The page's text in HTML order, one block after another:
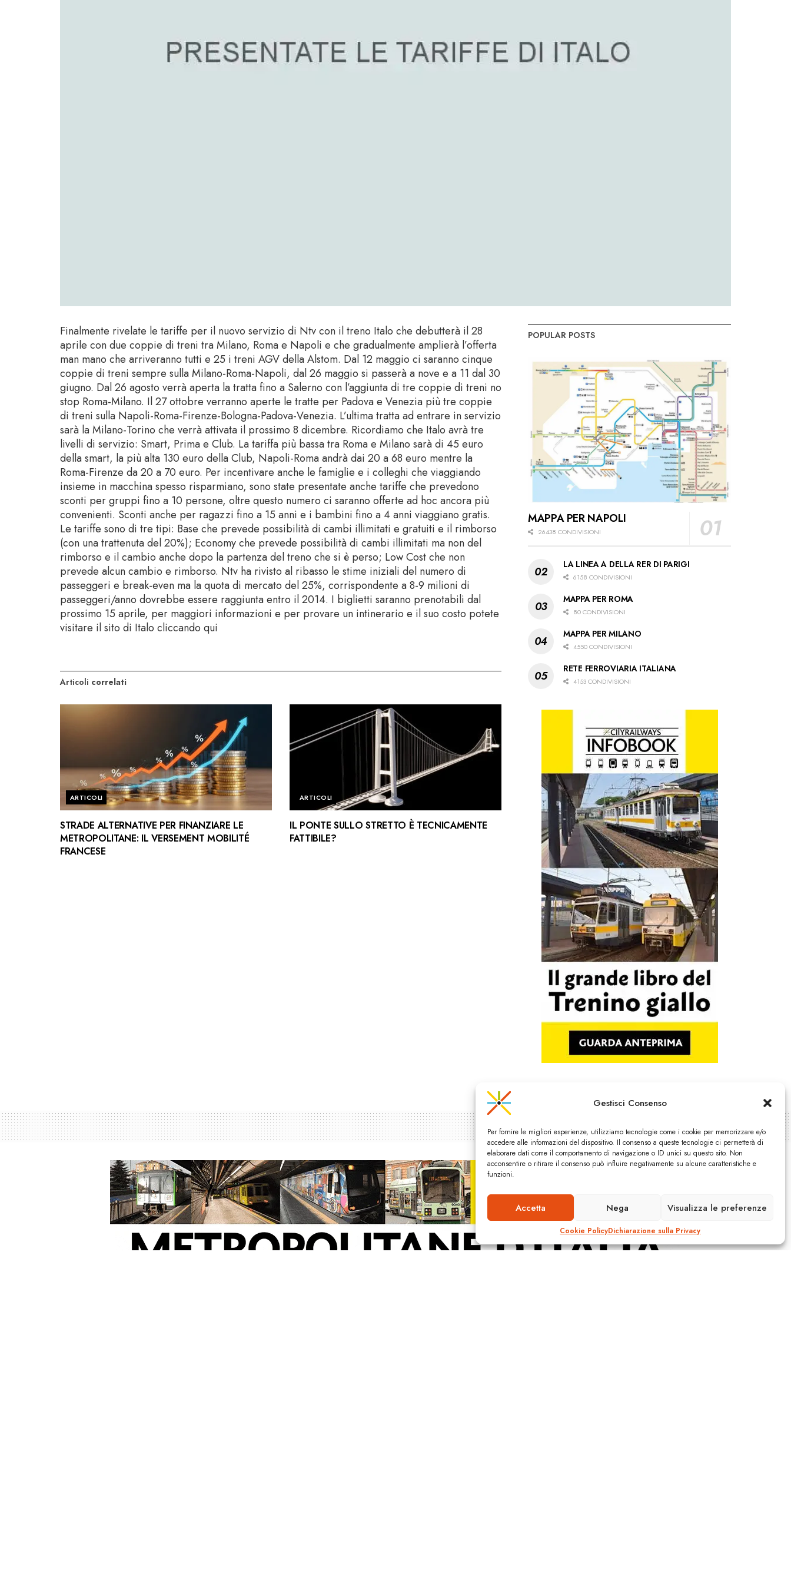
Gestisci Consenso
Per fornire le migliori esperienze, utilizziamo tecnologie come i cookie per memorizzare e/o
accedere alle informazioni del dispositivo. Il consenso a queste tecnologie ci permetterà di
elaborare dati come il comportamento di navigazione o ID unici su questo sito. Non
acconsentire o ritirare il consenso può influire negativamente su alcune caratteristiche e
funzioni.
Accetta Nega Visualizza le preferenze
Cookie PolicyDichiarazione sulla Privacy
Finalmente rivelate le tariffe per il nuovo servizio di Ntv con il treno Italo che debutterà il 28
aprile con due coppie di treni tra Milano, Roma e Napoli e che gradualmente amplierà l’offerta
man mano che arriveranno tutti e 25 i treni AGV della Alstom. Dal 12 maggio ci saranno cinque
coppie di treni sempre sulla Milano-Roma-Napoli, dal 26 maggio si passerà a nove e a 11 dal 30
giugno. Dal 26 agosto verrà aperta la tratta fino a Salerno con l’aggiunta di tre coppie di treni no
stop Roma-Milano. Il 27 ottobre verranno aperte le tratte per Padova e Venezia più tre coppie
di treni sulla Napoli-Roma-Firenze-Bologna-Padova-Venezia. L’ultima tratta ad entrare in servizio
sarà la Milano-Torino che verrà attivata il prossimo 8 dicembre. Ricordiamo che Italo avrà tre
livelli di servizio: Smart, Prima e Club. La tariffa più bassa tra Roma e Milano sarà di 45 euro
della smart, la più alta 130 euro della Club, Napoli-Roma andrà dai 20 a 68 euro mentre la
Roma-Firenze da 20 a 70 euro. Per incentivare anche le famiglie e i colleghi che viaggiando
insieme in macchina spesso risparmiano, sono state presentate anche tariffe che prevedono
sconti per gruppi fino a 10 persone, oltre questo numero ci saranno offerte ad hoc ancora più
convenienti. Sconti anche per ragazzi fino a 15 anni e i bambini fino a 4 anni viaggiano gratis.
Le tariffe sono di tre tipi: Base che prevede possibilità di cambi illimitati e gratuiti e il rimborso
(con una trattenuta del 20%); Economy che prevede possibilità di cambi illimitati ma non del
rimborso e il cambio anche dopo la partenza del treno che si è perso; Low Cost che non
prevede alcun cambio e rimborso. Ntv ha rivisto al ribasso le stime iniziali del numero di
passeggeri e break-even ma la quota di mercato del 25%, corrispondente a 8-9 milioni di
passeggeri/anno dovrebbe essere raggiunta entro il 2014. I biglietti saranno prenotabili dal
prossimo 15 aprile, per maggiori informazioni e per provare un intinerario e il suo costo potete
visitare il sito di Italo cliccando qui
Articoli correlati
ARTICOLI
STRADE ALTERNATIVE PER FINANZIARE LE
METROPOLITANE: IL VERSEMENT MOBILITÉ
FRANCESE
ARTICOLI
IL PONTE SULLO STRETTO È TECNICAMENTE
FATTIBILE?
POPULAR POSTS
MAPPA PER NAPOLI
26438 CONDIVISIONI
LA LINEA A DELLA RER DI PARIGI
6158 CONDIVISIONI
MAPPA PER ROMA
80 CONDIVISIONI
MAPPA PER MILANO
4550 CONDIVISIONI
RETE FERROVIARIA ITALIANA
4153 CONDIVISIONI